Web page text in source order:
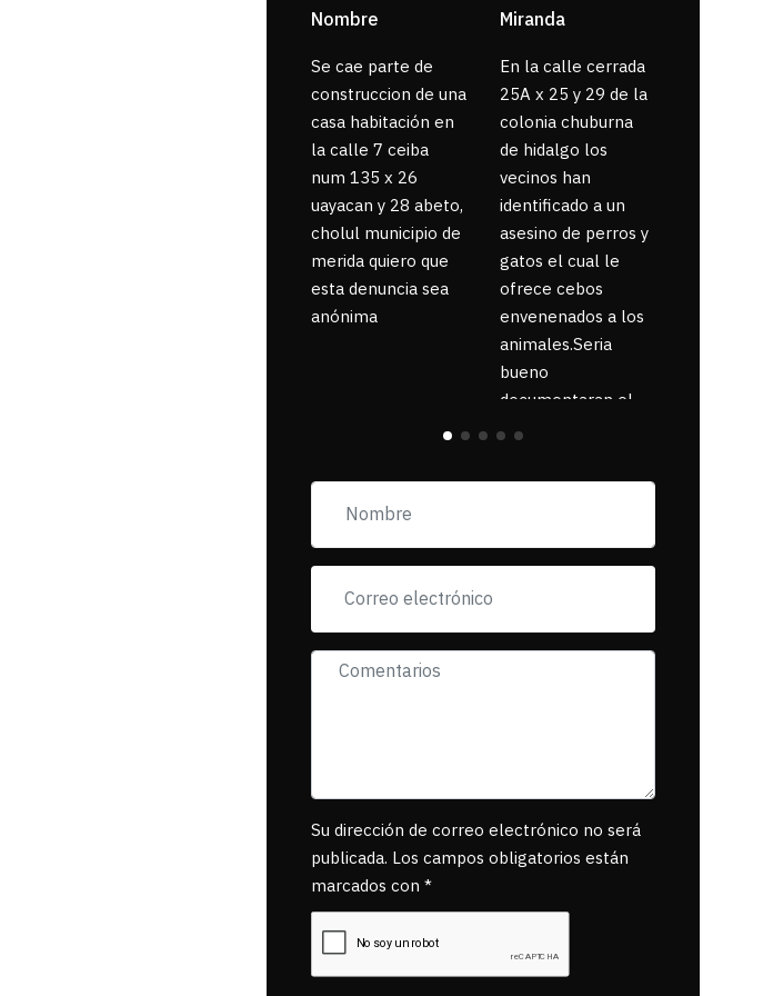
Nombre
Se cae parte de
construccion de una
casa habitación en
la calle 7 ceiba
num 135 x 26
uayacan y 28 abeto,
cholul municipio de
merida quiero que
esta denuncia sea
anónima
Miranda
En la calle cerrada
25A x 25 y 29 de la
colonia chuburna
de hidalgo los
vecinos han
identificado a un
asesino de perros y
gatos el cual le
ofrece cebos
envenenados a los
animales.Seria
bueno
documentaran el
suceso ya que la
pancartas de
exigiendo al asesino
se reponsanbilice
Su dirección de correo electrónico no será
publicada. Los campos obligatorios están
marcados con *